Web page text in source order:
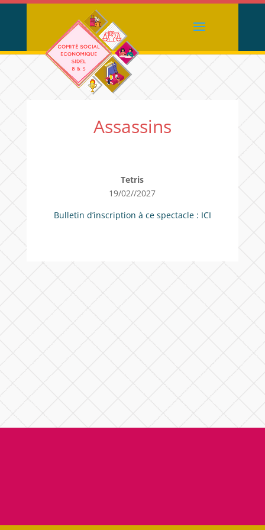
Assassins
Tetris
19/02//2027
Bulletin d’inscription à ce spectacle : ICI